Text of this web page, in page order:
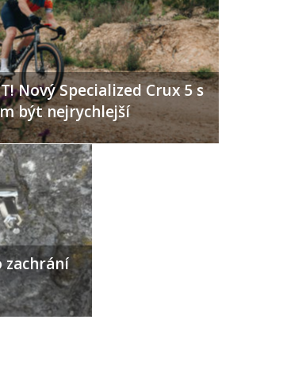
Nový Specialized Crux 5 s
být nejrychlejší
zachrání